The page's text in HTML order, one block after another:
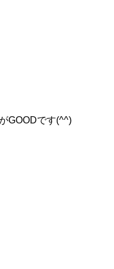
GOODです(^^)